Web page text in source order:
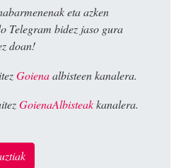
eta azken
Telegram bidez jaso gura
doan!
Goienaalbisteen kanalera.
GoienaAlbisteakkanalera.